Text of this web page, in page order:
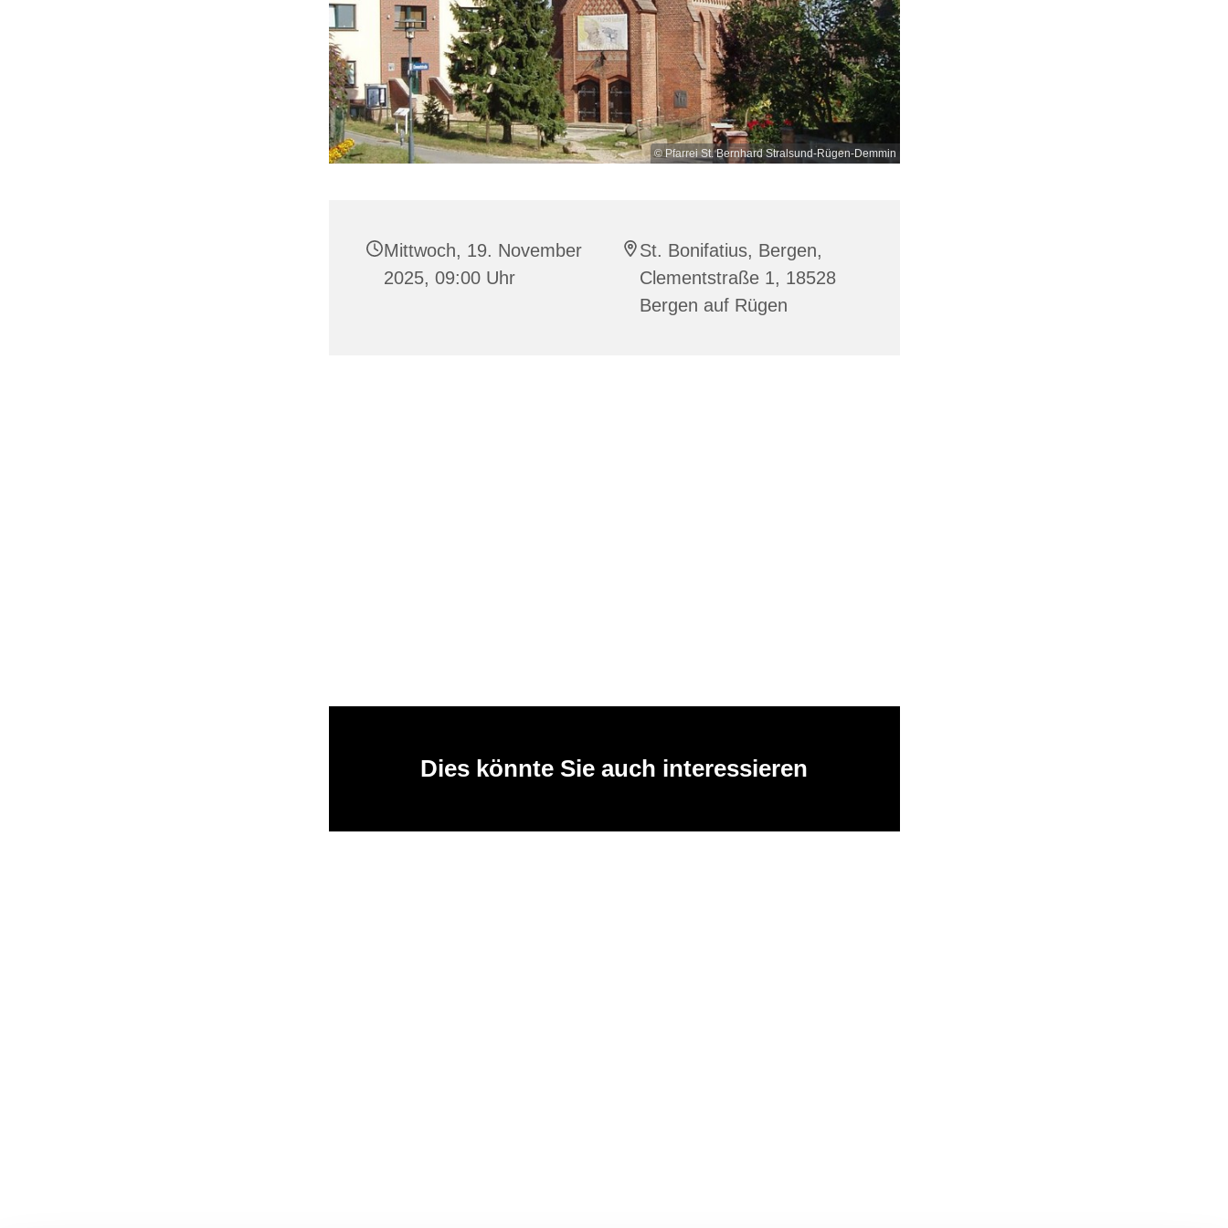
© Pfarrei St. Bernhard Stralsund-Rügen-Demmin
Mittwoch, 19. November
2025, 09:00 Uhr
St. Bonifatius, Bergen,
Clementstraße 1, 18528
Bergen auf Rügen
Dies könnte Sie auch interessieren